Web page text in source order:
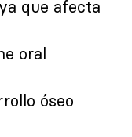
que afecta
oral
óseo